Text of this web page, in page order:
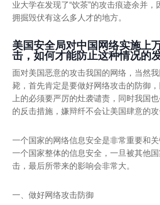
业大学在发现了“饮茶”的攻击痕迹余并，
拥掘毁伏有这么多人才的地方。
美国安全局对中国网络实施上
击，如何才能防止这种情况的
面对美国恶意的攻击我国的网络，当然
毙，首先肯定是要做好网络攻击的防御
上的必须要严厉的灶袭谴责，同时我国
的反击措施，嫌辩纤不会让美国肆意的攻
一个国家的网络信息安全是非常重要和
一个国家整体的信息安全，一旦被其他
击，最后所带来的影响会非常大。
一、做好网络攻击防御